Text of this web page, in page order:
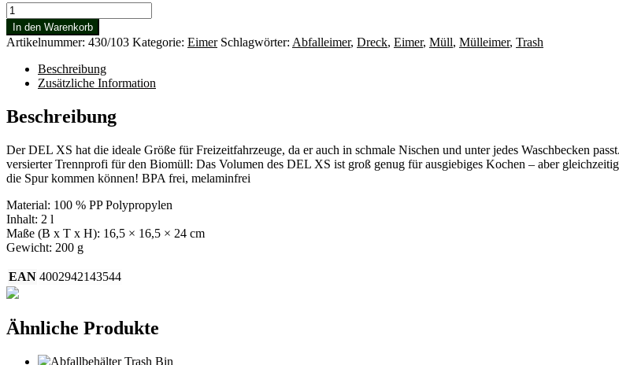
Schwingdeckeleimer
DEL
XS
Menge
In den Warenkorb
Artikelnummer: 430/103 Kategorie: Eimer Schlagwörter: Abfalleimer, Dreck, Eimer, Müll, Mülleimer, Trash
Beschreibung
Zusätzliche Information
Beschreibung
Der DEL XS hat die ideale Größe für Freizeitfahrzeuge, da er auch in schmale Nischen und unter jedes Waschbecken
versierter Trennprofi für den Biomüll: Das Volumen des DEL XS ist groß genug für ausgiebiges Kochen – aber
die Spur kommen können! BPA frei, melaminfrei
Material: 100 % PP Polypropylen
Inhalt: 2 l
Maße (B x T x H): 16,5 × 16,5 × 24 cm
Gewicht: 200 g
EAN 4002942143544
Ähnliche Produkte